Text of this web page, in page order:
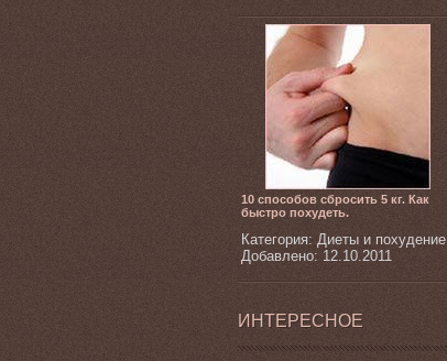
10 способов сбросить 5 кг. Как
быстро похудеть.
Категория: Диеты и похудение
Добавлено: 12.10.2011
ИНТЕРЕСНОЕ